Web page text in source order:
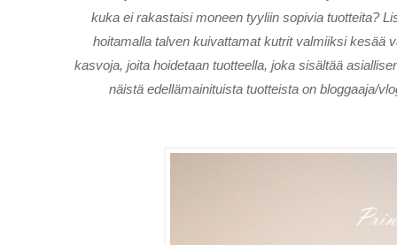
kuka ei rakastaisi moneen tyyliin sopivia tuotteita?
hoitamalla talven kuivattamat kutrit valmiiksi kesää
kasvoja, joita hoidetaan tuotteella, joka sisältää
näistä edellämainituista tuotteista on bloggaaja/